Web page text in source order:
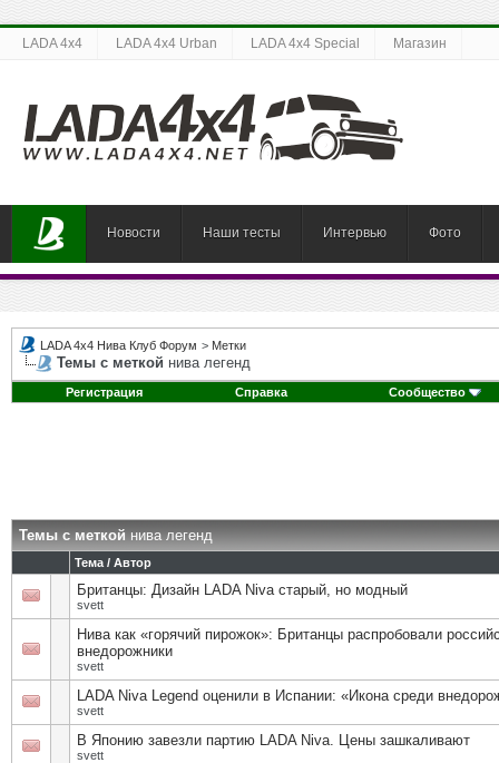
LADA 4x4 LADA 4x4 Urban LADA 4x4 Special Магазин
Новости Наши тесты Интервью Фото
LADA 4x4 Нива Клуб Форум > Метки
Темы с меткой нива легенд
Регистрация Справка Сообщество
Темы с меткойнива легенд
Тема / Автор
Британцы: Дизайн LADA Niva старый, но модный
svett
Нива как «горячий пирожок»: Британцы распробовали
внедорожники
svett
LADA Niva Legend оценили в Испании: «Икона среди
svett
В Японию завезли партию LADA Niva. Цены зашкаливают
svett